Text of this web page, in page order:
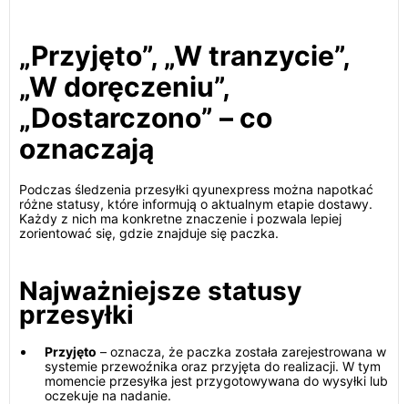
„Przyjęto”, „W tranzycie”,
„W doręczeniu”,
„Dostarczono” – co
oznaczają
Podczas śledzenia przesyłki qyunexpress można napotkać
różne statusy, które informują o aktualnym etapie dostawy.
Każdy z nich ma konkretne znaczenie i pozwala lepiej
zorientować się, gdzie znajduje się paczka.
Najważniejsze statusy
przesyłki
Przyjęto – oznacza, że paczka została zarejestrowana w
systemie przewoźnika oraz przyjęta do realizacji. W tym
momencie przesyłka jest przygotowywana do wysyłki lub
oczekuje na nadanie.